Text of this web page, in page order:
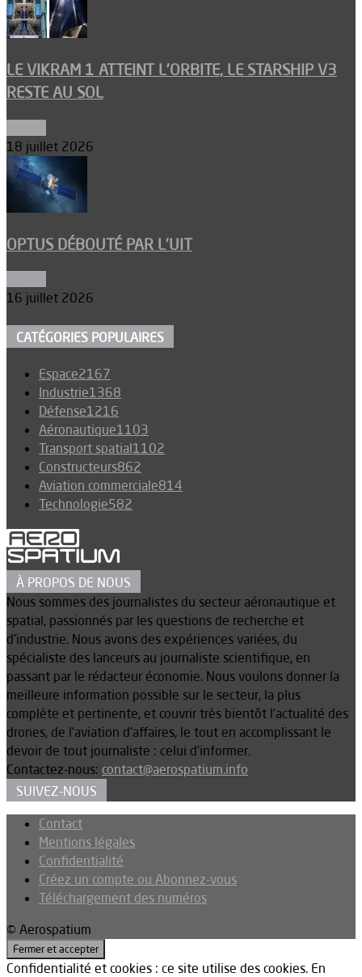
LE VIKRAM 1 ATTEINT L’ORBITE, LE STARSHIP V3
RESTE AU SOL
18 juillet 2026
OPTUS DÉBOUTÉ PAR L’UIT
16 juillet 2026
CATÉGORIES POPULAIRES
Espace2167
Industrie1368
Défense1216
Aéronautique1103
Transport spatial1102
Constructeurs862
Aviation commerciale814
Technologie582
À PROPOS DE NOUS
Nous sommes des journalistes du secteur aéronautique et
spatial, passionnés par les questions de recherche et
d’industrie. Nous avons des expériences variées, du
spécialiste des lanceurs au journaliste scientifique, en
passant par le rédacteur économie. Nous voulons donner la
meilleure information possible sur le secteur, la plus
complète et pertinente, et couvrir très bientôt l’actualité des
drones, de l’aviation d’affaires, le tout en accomplissant le
devoir de tout journaliste : celui d’informer.
Contactez-nous: contact@aerospatium.info
SUIVEZ-NOUS
Contact
Mentions légales
Confidentialité
Créez un compte ou Abonnez-vous
Téléchargement des numéros
© Aerospatium
Confidentialité et cookies : ce site utilise des cookies. En